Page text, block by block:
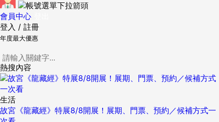
會員中心
登入 / 註冊
年度最大優惠
熱搜內容
生活
故宮《龍藏經》特展8/8開展！展期、門票、預約／候補方式一